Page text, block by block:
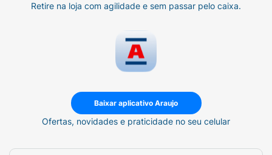
Retire na loja com agilidade e sem passar pelo caixa.
Baixar aplicativo Araujo
Ofertas, novidades e praticidade no seu celular